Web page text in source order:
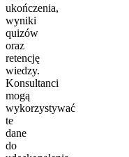
ukończenia,
wyniki
quizów
oraz
retencję
wiedzy.
Konsultanci
mogą
wykorzystywać
te
dane
do